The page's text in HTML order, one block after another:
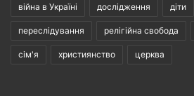
війна в Україні дослідження діти
переслідування релігійна свобода
сім'я християнство церква